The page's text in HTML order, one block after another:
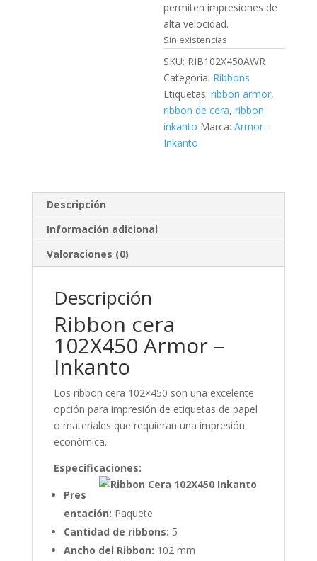
permiten impresiones de
alta velocidad.
Sin existencias
SKU: RIB102X450AWR
Categoría: Ribbons
Etiquetas:ribbon armor,
ribbon de cera,ribbon
inkanto Marca:Armor -
Inkanto
Descripción
Información adicional
Valoraciones (0)
Descripción
Ribbon cera
102X450 Armor –
Inkanto
Los ribbon cera 102×450 son una excelente
opción para impresión de etiquetas de papel
o materiales que requieran una impresión
económica.
Especificaciones:
Pres
entación: Paquete
Cantidad de ribbons: 5
Ancho del Ribbon: 102 mm